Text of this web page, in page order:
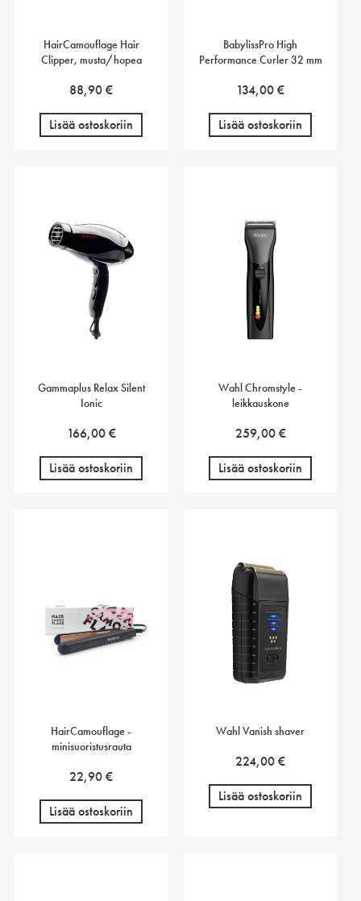
HairCamouflage Hair
Clipper, musta/hopea
88,90€
Lisää ostoskoriin
BabylissPro High
Performance Curler 32 mm
134,00€
Lisää ostoskoriin
Gammaplus Relax Silent
Ionic
166,00€
Lisää ostoskoriin
Wahl Chromstyle -
leikkauskone
259,00€
Lisää ostoskoriin
HairCamouflage -
minisuoristusrauta
22,90€
Lisää ostoskoriin
Wahl Vanish shaver
224,00€
Lisää ostoskoriin